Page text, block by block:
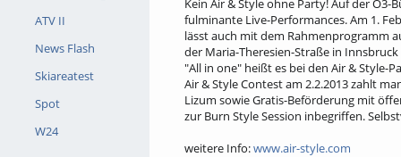
ATV II
News Flash
Skiareatest
Spot
W24
Kein Air & Style ohne Party! Auf der
fulminante Live-Performances. Am 1.
lässt auch mit dem Rahmenprogramm
der Maria-Theresien-Straße in
"All in one" heißt es bei den Air & Style-
Air & Style Contest am 2.2.2013 zahlt
Lizum sowie Gratis-Beförderung mit
zur Burn Style Session inbegriffen.
weitere Info:www.air-style.com